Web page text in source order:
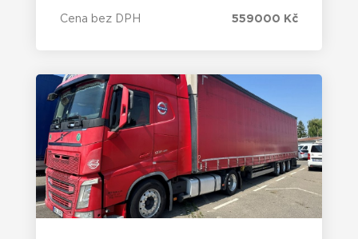
Cena bez DPH 559000 Kč